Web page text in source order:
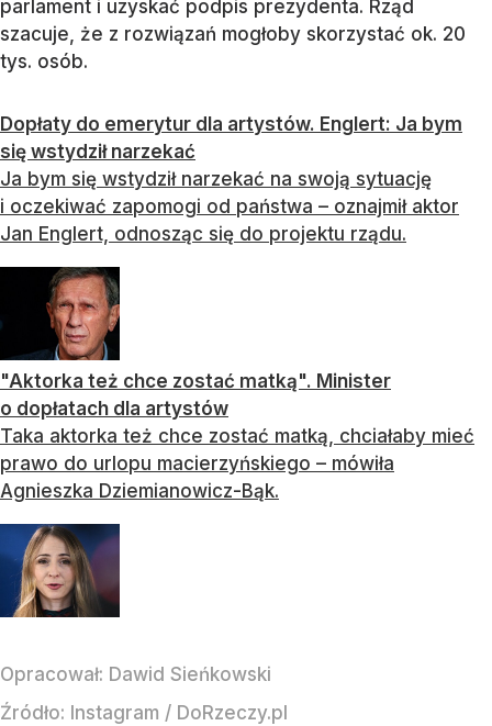
parlament i uzyskać podpis prezydenta. Rząd
szacuje, że z rozwiązań mogłoby skorzystać ok. 20
tys. osób.
Dopłaty do emerytur dla artystów. Englert: Ja bym
się wstydził narzekać
Ja bym się wstydził narzekać na swoją sytuację
i oczekiwać zapomogi od państwa – oznajmił aktor
Jan Englert, odnosząc się do projektu rządu.
"Aktorka też chce zostać matką". Minister
o dopłatach dla artystów
Taka aktorka też chce zostać matką, chciałaby mieć
prawo do urlopu macierzyńskiego – mówiła
Agnieszka Dziemianowicz-Bąk.
Opracował: Dawid Sieńkowski
Źródło: Instagram / DoRzeczy.pl